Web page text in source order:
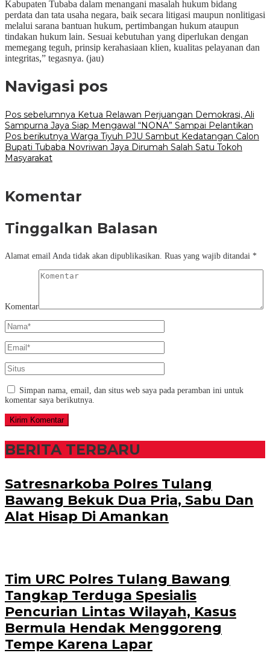
Kabupaten Tubaba dalam menangani masalah hukum bidang
perdata dan tata usaha negara, baik secara litigasi maupun nonlitigasi
melalui sarana bantuan hukum, pertimbangan hukum ataupun
tindakan hukum lain. Sesuai kebutuhan yang diperlukan dengan
memegang teguh, prinsip kerahasiaan klien, kualitas pelayanan dan
integritas,” tegasnya. (jau)
Navigasi pos
Pos sebelumnya Ketua Relawan Perjuangan Demokrasi, Ali
Sampurna Jaya Siap Mengawal “NONA” Sampai Pelantikan
Pos berikutnya Warga Tiyuh PJU Sambut Kedatangan Calon
Bupati Tubaba Novriwan Jaya Dirumah Salah Satu Tokoh
Masyarakat
Komentar
Tinggalkan Balasan
Alamat email Anda tidak akan dipublikasikan. Ruas yang wajib ditandai *
Komentar
Simpan nama, email, dan situs web saya pada peramban ini untuk
komentar saya berikutnya.
BERITA TERBARU
Satresnarkoba Polres Tulang
Bawang Bekuk Dua Pria, Sabu Dan
Alat Hisap Di Amankan
Tim URC Polres Tulang Bawang
Tangkap Terduga Spesialis
Pencurian Lintas Wilayah, Kasus
Bermula Hendak Menggoreng
Tempe Karena Lapar